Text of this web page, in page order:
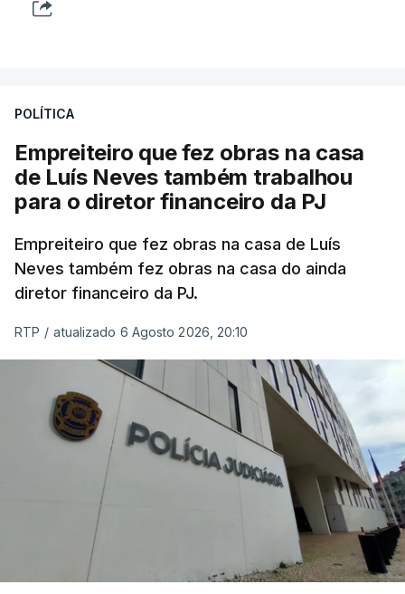
POLÍTICA
Empreiteiro que fez obras na casa
de Luís Neves também trabalhou
para o diretor financeiro da PJ
Empreiteiro que fez obras na casa de Luís
Neves também fez obras na casa do ainda
diretor financeiro da PJ.
RTP / atualizado 6 Agosto 2026, 20:10